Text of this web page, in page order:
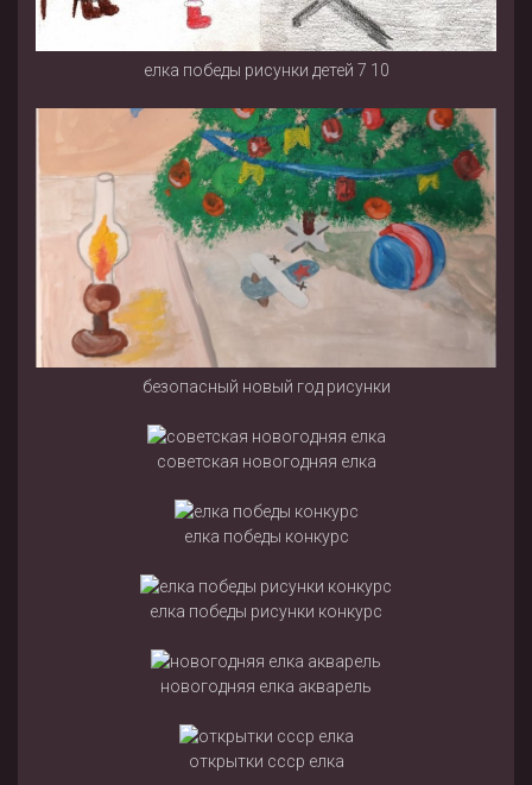
елка победы рисунки детей 7 10
безопасный новый год рисунки
советская новогодняя елка
елка победы конкурс
елка победы рисунки конкурс
новогодняя елка акварель
открытки ссср елка